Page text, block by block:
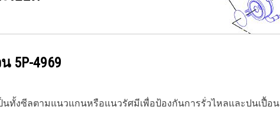
5P-4969
ทั้งซีลตามแนวแกนหรือแนวรัศมีเพื่อป้องกันการรั่วไหลและปนเปื้อน